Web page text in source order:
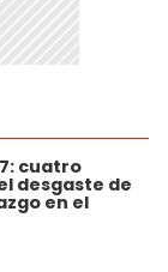
cuatro
desgaste de
en el